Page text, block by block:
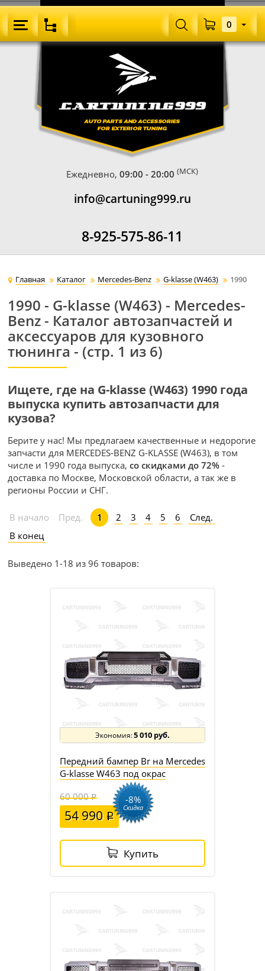
Ежедневно,09:00 - 20:00 (МСК)
info@cartuning999.ru
8-925-575-86-11
0
Главная Каталог Mercedes-Benz G-klasse (W463) 1990
1990 - G-klasse (W463) - Mercedes-
Benz - Каталог автозапчастей и
аксессуаров для кузовного
тюнинга - (стр. 1 из 6)
Ищете, где на G-klasse (W463) 1990 года
выпуска купить автозапчасти для
кузова?
Берите у нас! Мы предлагаем качественные и недорогие
запчасти для MERCEDES-BENZ G-KLASSE (W463), в том
числе и 1990 года выпуска,со скидками до 72% -
доставка по Москве, Московской области, а так же в
регионы России и СНГ.
В начало Пред. 1 2 3 4 5 6
След.
В конец
Выведено 1-18 из 96 товаров:
5 010 руб.
Передний бампер Br на Mercedes
G-klasse W463 под окрас
60 000
54 990
-8%
Скидка
Купить